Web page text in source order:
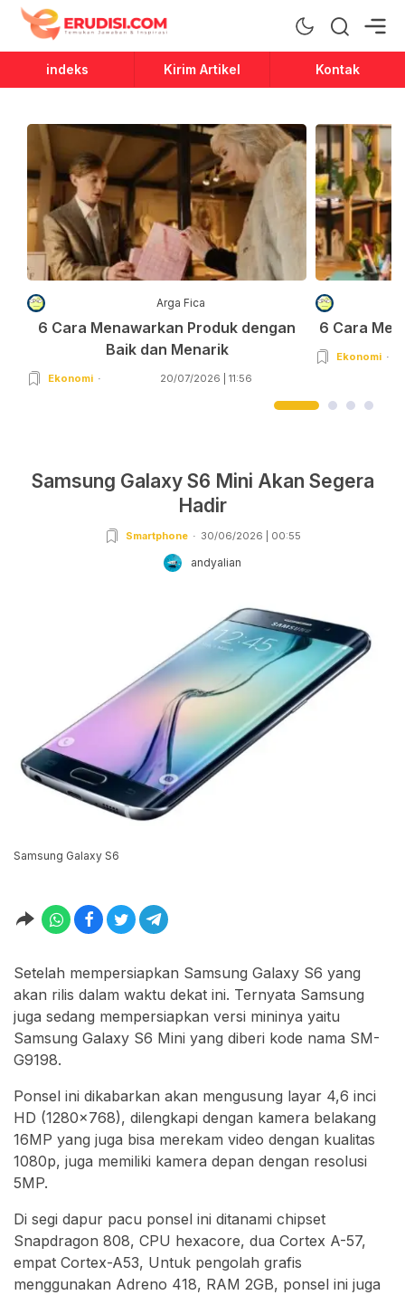
Erudisi
Temukan Jawaban dan Inspirasi
indeks Kirim Artikel Kontak
Arga Fica
6 Cara Menawarkan Produk dengan
Baik dan Menarik
Ekonomi 20/07/2026 | 11:56
6 Cara
Ekonomi
Samsung Galaxy S6 Mini Akan Segera
Hadir
Smartphone 30/06/2026 | 00:55
andyalian
Samsung Galaxy S6
Setelah mempersiapkan Samsung Galaxy S6 yang
akan rilis dalam waktu dekat ini. Ternyata Samsung
juga sedang mempersiapkan versi mininya yaitu
Samsung Galaxy S6 Mini yang diberi kode nama SM-
G9198.
Ponsel ini dikabarkan akan mengusung layar 4,6 inci
HD (1280×768), dilengkapi dengan kamera belakang
16MP yang juga bisa merekam video dengan kualitas
1080p, juga memiliki kamera depan dengan resolusi
5MP.
Di segi dapur pacu ponsel ini ditanami chipset
Snapdragon 808, CPU hexacore, dua Cortex A-57,
empat Cortex-A53, Untuk pengolah grafis
menggunakan Adreno 418, RAM 2GB, ponsel ini juga